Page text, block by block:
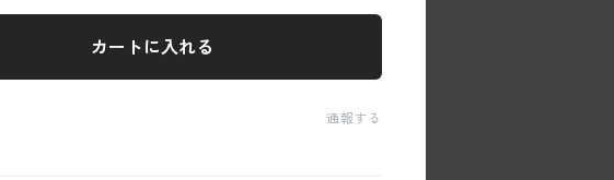
カートに入れる
通報する